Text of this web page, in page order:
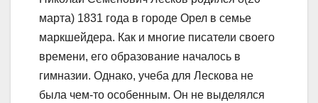
марта) 1831 года в городе Орел в семье
маркшейдера. Как и многие писатели своего
времени, его образование началось в
гимназии. Однако, учеба для Лескова не
была чем-то особенным. Он не выделялся